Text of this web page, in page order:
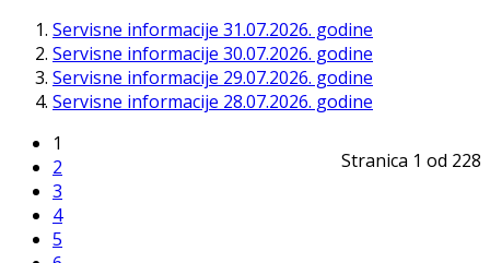
Servisne informacije 31.07.2026. godine
Servisne informacije 30.07.2026. godine
Servisne informacije 29.07.2026. godine
Servisne informacije 28.07.2026. godine
Stranica 1 od 228
1
2
3
4
5